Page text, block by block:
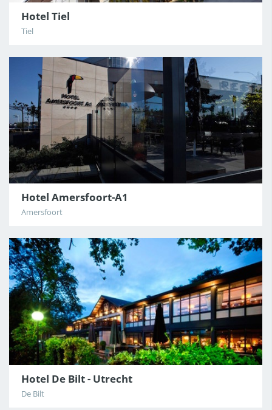
Hotel Tiel
Tiel
Hotel Amersfoort-A1
Amersfoort
Hotel De Bilt - Utrecht
De Bilt